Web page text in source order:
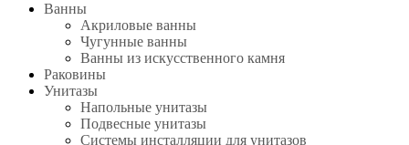
Ванны
Акриловые ванны
Чугунные ванны
Ванны из искусственного камня
Раковины
Унитазы
Напольные унитазы
Подвесные унитазы
Системы инсталляции для унитазов